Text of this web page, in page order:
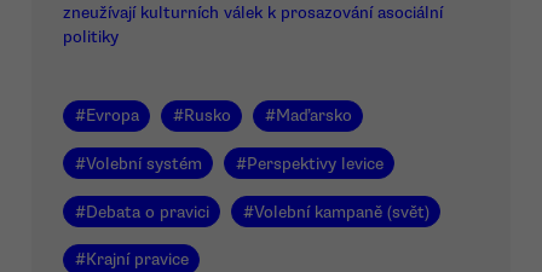
zneužívají kulturních válek k prosazování asociální
politiky
#Evropa #Rusko #Maďarsko
#Volební systém #Perspektivy levice
#Debata o pravici #Volební kampaně (svět)
#Krajní pravice